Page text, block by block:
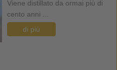
Viene distillato da ormai più di
cento anni ...
di più